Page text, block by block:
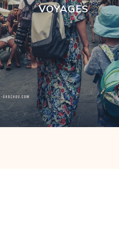
VOYAGES